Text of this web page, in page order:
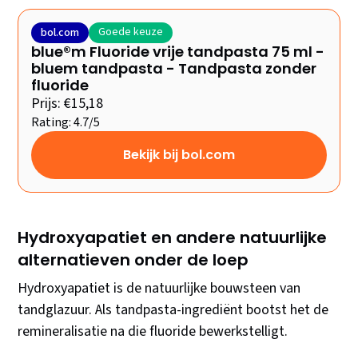
bol.com Goede keuze
blue®m Fluoride vrije tandpasta 75 ml -
bluem tandpasta - Tandpasta zonder
fluoride
Prijs: €15,18
Rating: 4.7/5
Bekijk bij bol.com
Hydroxyapatiet en andere natuurlijke
alternatieven onder de loep
Hydroxyapatiet is de natuurlijke bouwsteen van
tandglazuur. Als tandpasta-ingrediënt bootst het de
remineralisatie na die fluoride bewerkstelligt.